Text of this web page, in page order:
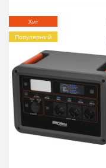
Хит
Популярный